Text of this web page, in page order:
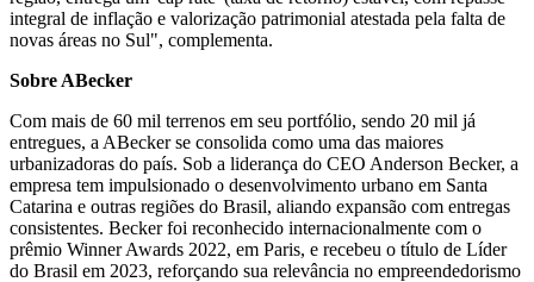
integral de inflação e valorização patrimonial atestada pela falta de
novas áreas no Sul", complementa.
Sobre ABecker
Com mais de 60 mil terrenos em seu portfólio, sendo 20 mil já
entregues, a ABecker se consolida como uma das maiores
urbanizadoras do país. Sob a liderança do CEO Anderson Becker, a
empresa tem impulsionado o desenvolvimento urbano em Santa
Catarina e outras regiões do Brasil, aliando expansão com entregas
consistentes. Becker foi reconhecido internacionalmente com o
prêmio Winner Awards 2022, em Paris, e recebeu o título de Líder
do Brasil em 2023, reforçando sua relevância no empreendedorismo